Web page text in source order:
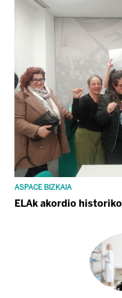
ASPACE BIZKAIA
ELAk akordio